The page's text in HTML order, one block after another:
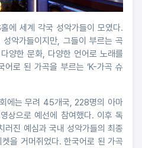
에 세계 각국 성악가들이 모였다.
악가들이지만, 그들이 부르는 곡
양한 문화, 다양한 언어로 노래를
어로 된 가곡을 부르는 ‘K-가곡 슈
에는 무려 45개국, 228명의 아마
상으로 예선에 참여했다. 이후 독
러진 예심과 국내 성악가들의 최종
을 거머쥐었다. 한국어로 된 가곡